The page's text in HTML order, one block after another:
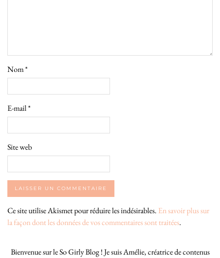
Nom*
E-mail*
Site web
Ce site utilise Akismet pour réduire les indésirables. En savoir plus sur
la façon dont les données de vos commentaires sont traitées.
Bienvenue sur le So Girly Blog ! Je suis Amélie, créatrice de contenus